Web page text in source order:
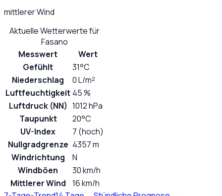
mittlerer Wind
Aktuelle Wetterwerte für
Fasano
Messwert
Wert
Gefühlt
31°C
Niederschlag
0 L/m²
Luftfeuchtigkeit 45 %
Luftdruck (NN) 1012 hPa
Taupunkt
20°C
UV-Index
7 (hoch)
Nullgradgrenze 4357 m
Windrichtung
N
Windböen
30 km/h
Mittlerer Wind
16 km/h